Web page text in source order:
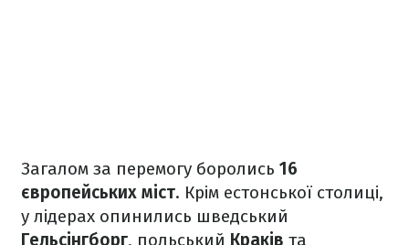
Загалом за перемогу боролись 16
європейських міст. Крім естонської столиці,
у лідерах опинились шведський
Гельсінгборг, польський Краків та